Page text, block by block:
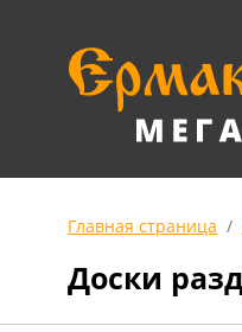
Главная страница
Доски